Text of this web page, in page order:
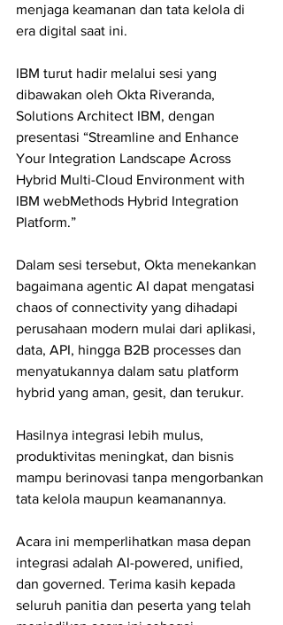
menjaga keamanan dan tata kelola di
era digital saat ini.
IBM turut hadir melalui sesi yang
dibawakan oleh Okta Riveranda,
Solutions Architect IBM, dengan
presentasi “Streamline and Enhance
Your Integration Landscape Across
Hybrid Multi-Cloud Environment with
IBM webMethods Hybrid Integration
Platform.”
Dalam sesi tersebut, Okta menekankan
bagaimana agentic AI dapat mengatasi
chaos of connectivity yang dihadapi
perusahaan modern mulai dari aplikasi,
data, API, hingga B2B processes dan
menyatukannya dalam satu platform
hybrid yang aman, gesit, dan terukur.
Hasilnya integrasi lebih mulus,
produktivitas meningkat, dan bisnis
mampu berinovasi tanpa mengorbankan
tata kelola maupun keamanannya.
Acara ini memperlihatkan masa depan
integrasi adalah AI-powered, unified,
dan governed. Terima kasih kepada
seluruh panitia dan peserta yang telah